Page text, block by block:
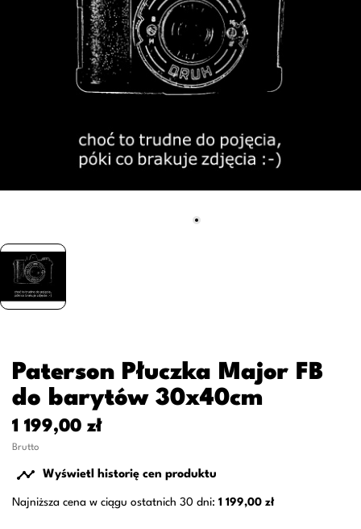
Paterson Płuczka Major FB
do barytów 30x40cm
1 199,00 zł
Brutto
 Wyświetl historię cen produktu
Najniższa cena w ciągu ostatnich 30 dni: 1 199,00 zł